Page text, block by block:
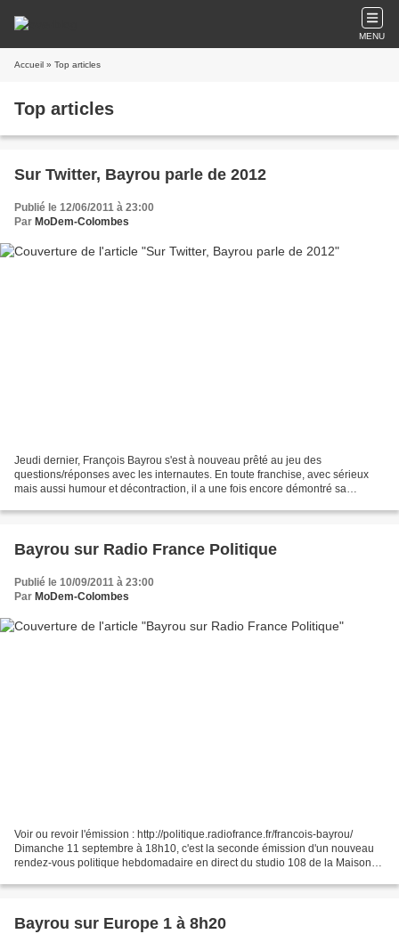
MENU
Accueil » Top articles
Top articles
Sur Twitter, Bayrou parle de 2012
Publié le 12/06/2011 à 23:00
Par MoDem-Colombes
Jeudi dernier, François Bayrou s'est à nouveau prêté au jeu des
questions/réponses avec les internautes. En toute franchise, avec sérieux
mais aussi humour et décontraction, il a une fois encore démontré sa
Bayrou sur Radio France Politique
Publié le 10/09/2011 à 23:00
Par MoDem-Colombes
Voir ou revoir l'émission : http://politique.radiofrance.fr/francois-bayrou/
Dimanche 11 septembre à 18h10, c'est la seconde émission d'un nouveau
rendez-vous politique hebdomadaire en direct du studio 108 de la Maison
Bayrou sur Europe 1 à 8h20